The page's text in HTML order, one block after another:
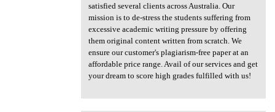
satisfied several clients across Australia. Our
mission is to de-stress the students suffering from
excessive academic writing pressure by offering
them original content written from scratch. We
ensure our customer's plagiarism-free paper at an
affordable price range. Avail of our services and get
your dream to score high grades fulfilled with us!